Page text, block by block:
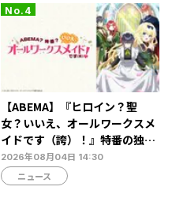
【ABEMA】『ヒロイン？聖
女？いいえ、オールワークスメ
イドです（誇）！』特番の独占
無料生放送決定…宮本侑芽、大
久保瑠美、小野友樹らが出演
2026年08月04日 14:30
ニュース